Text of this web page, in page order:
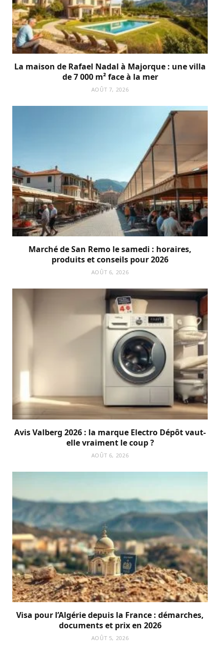
La maison de Rafael Nadal à Majorque : une villa
de 7 000 m² face à la mer
AOÛT 7, 2026
Marché de San Remo le samedi : horaires,
produits et conseils pour 2026
AOÛT 6, 2026
Avis Valberg 2026 : la marque Electro Dépôt vaut-
elle vraiment le coup ?
AOÛT 6, 2026
Visa pour l’Algérie depuis la France : démarches,
documents et prix en 2026
AOÛT 5, 2026